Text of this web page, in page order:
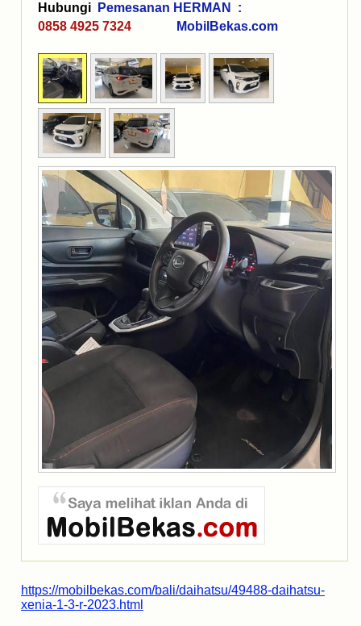
Hubungi
Pemesanan HERMAN :
0858 4925 7324
MobilBekas.com
https://mobilbekas.com/bali/daihatsu/49488-daihatsu-
xenia-1-3-r-2023.html